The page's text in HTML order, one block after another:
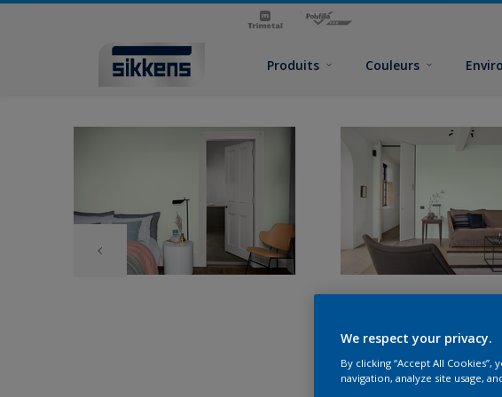
Produits Couleurs
We respect your privacy.
By clicking “Accept All
navigation, analyze site usage,